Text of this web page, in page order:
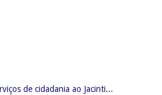
de cidadania ao Jacinti...